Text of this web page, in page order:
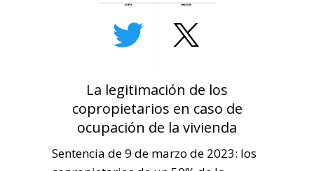
La legitimación de los
copropietarios en caso de
ocupación de la vivienda
Sentencia de 9 de marzo de 2023: los